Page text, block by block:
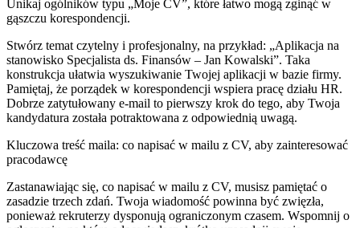
Unikaj ogólników typu „Moje CV”, które łatwo mogą zginąć w
gąszczu korespondencji.
Stwórz temat czytelny i profesjonalny, na przykład: „Aplikacja na
stanowisko Specjalista ds. Finansów – Jan Kowalski”. Taka
konstrukcja ułatwia wyszukiwanie Twojej aplikacji w bazie firmy.
Pamiętaj, że porządek w korespondencji wspiera pracę działu HR.
Dobrze zatytułowany e-mail to pierwszy krok do tego, aby Twoja
kandydatura została potraktowana z odpowiednią uwagą.
Kluczowa treść maila: co napisać w mailu z CV, aby zainteresować
pracodawcę
Zastanawiając się, co napisać w mailu z CV, musisz pamiętać o
zasadzie trzech zdań. Twoja wiadomość powinna być zwięzła,
ponieważ rekruterzy dysponują ograniczonym czasem. Wspomnij o